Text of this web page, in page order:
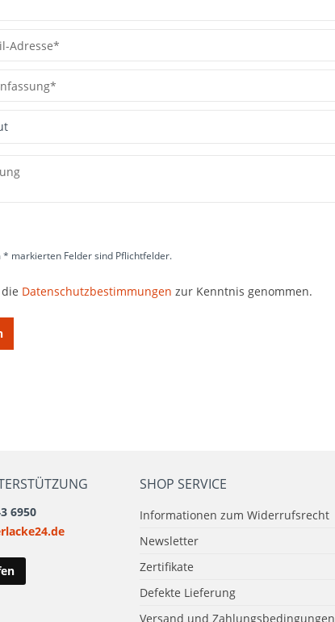
* markierten Felder sind Pflichtfelder.
Datenschutzbestimmungen zur Kenntnis genommen.
6950
SHOP SERVICE
Informationen zum Widerrufsrecht
Newsletter
Zertifikate
Defekte Lieferung
Versand und Zahlungsbedingungen